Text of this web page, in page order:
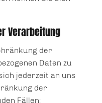
Verarbeitung
der
Daten zu
jederzeit an uns
der
Fällen: